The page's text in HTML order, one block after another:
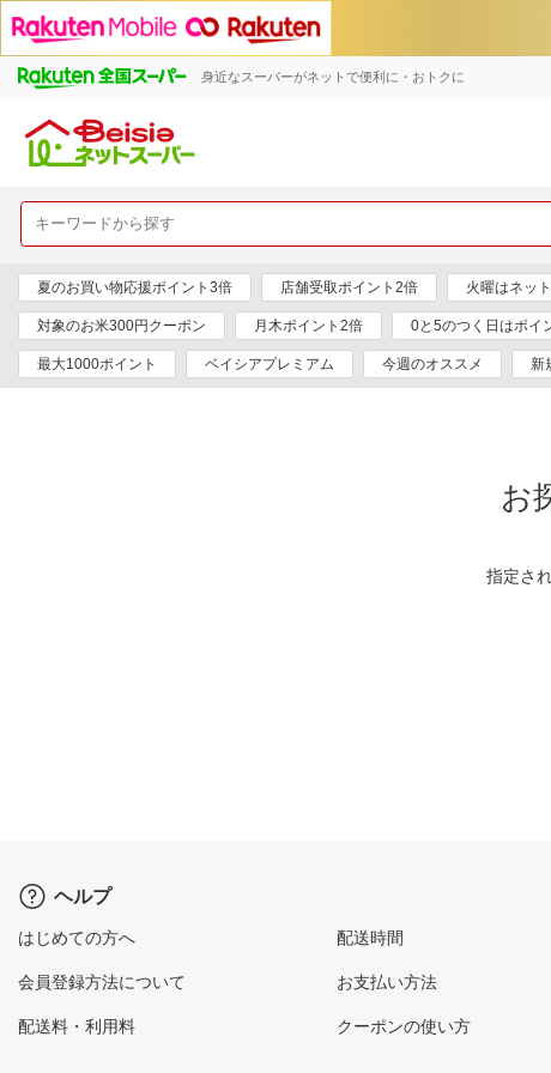
身近なスーパーがネットで便利に・おトクに
夏のお買い物応援ポイント3倍 店舗受取ポイント2倍 火曜はネッ
対象のお米300円クーポン 月木ポイント2倍 0と5のつく日はポイ
最大1000ポイント ベイシアプレミアム 今週のオススメ 新
お
指定さ
ヘルプ
はじめての方へ
会員登録方法について
配送料・利用料
配送時間
お支払い方法
クーポンの使い方